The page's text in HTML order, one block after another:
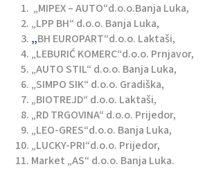
„MIPEX – AUTO“d.o.o.Banja Luka,
„LPP BH“ d.o.o. Banja Luka,
„BH EUROPART“d.o.o. Laktaši,
„LEBURIĆ KOMERC“d.o.o. Prnjavor,
„AUTO STIL“ d.o.o. Banja Luka,
„SIMPO SIK“ d.o.o. Gradiška,
„BIOTREJD“ d.o.o. Laktaši,
„RD TRGOVINA“ d.o.o. Prijedor,
„LEO-GRES“d.o.o. Banja Luka,
„LUCKY-PRI“d.o.o. Prijedor,
Market „AS“ d.o.o. Banja Luka.